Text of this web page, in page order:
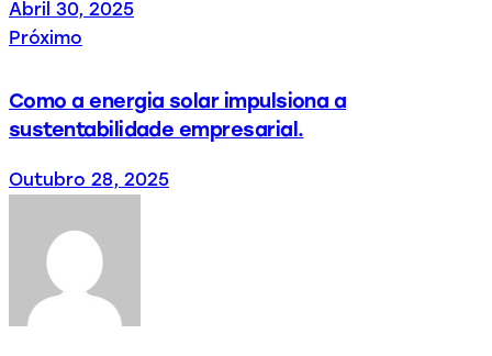
Abril 30, 2025
Próximo
Como a energia solar impulsiona a
sustentabilidade empresarial.
Outubro 28, 2025